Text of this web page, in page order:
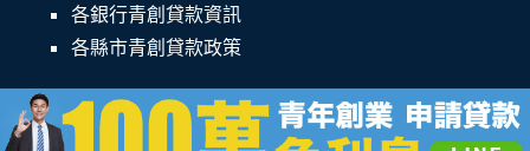
各銀行青創貸款資訊
各縣市青創貸款政策
© 2025 青創貸款專家─普因特圓夢網 All rights reserved. |